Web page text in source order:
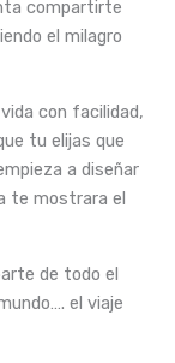
compartirte
el milagro
con facilidad,
tu elijas que
a diseñar
te mostrara el
de todo el
el viaje